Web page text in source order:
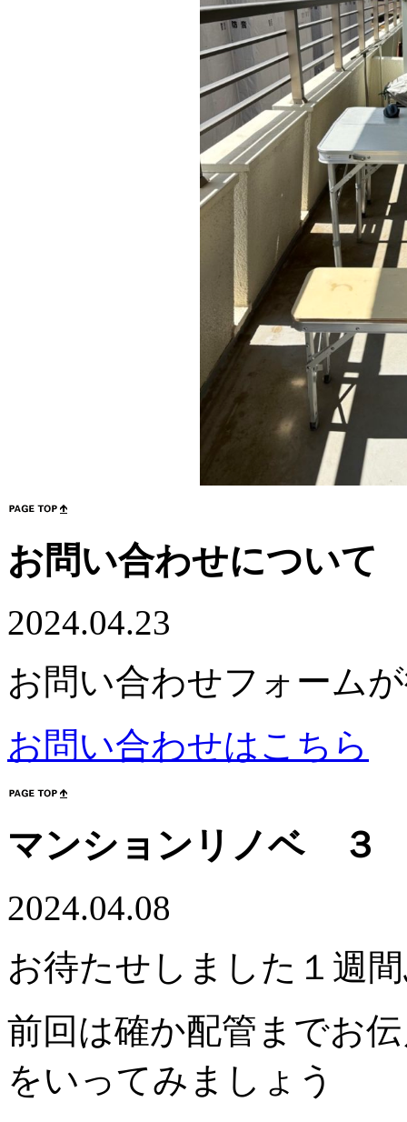
お問い合わせについて
2024.04.23
お問い合わせフォーム
お問い合わせはこちら
マンションリノベ ３
2024.04.08
お待たせしました１週
前回は確か配管までお
をいってみましょう